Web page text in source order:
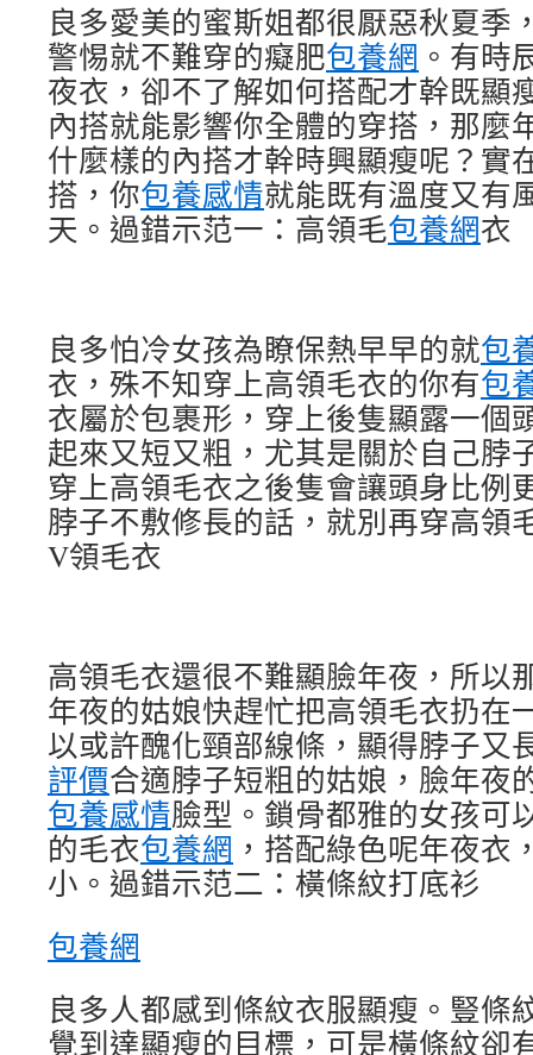
良多愛美的蜜斯姐都很厭惡秋夏季
警惕就不難穿的癡肥包養網 。有時
夜衣，卻不了解如何搭配才幹既顯
內搭就能影響你全體的穿搭，那麼
什麼樣的內搭才幹時興顯瘦呢？實
搭，你包養感情就能既有溫度又有
天。過錯示范一：高領毛包養網衣
良多怕冷女孩為瞭保熱早早的就包
衣，殊不知穿上高領毛衣的你有包
衣屬於包裹形，穿上後隻顯露一個
起來又短又粗，尤其是關於自己脖
穿上高領毛衣之後隻會讓頭身比例
脖子不敷修長的話，就別再穿高領
V領毛衣
高領毛衣還很不難顯臉年夜，所以
年夜的姑娘快趕忙把高領毛衣扔在
以或許醜化頸部線條，顯得脖子又
評價合適脖子短粗的姑娘，臉年夜
包養感情臉型。鎖骨都雅的女孩可
的毛衣包養網 ，搭配綠色呢年夜衣
小。過錯示范二：橫條紋打底衫
包養網
良多人都感到條紋衣服顯瘦。豎條
覺到達顯瘦的目標，可是橫條紋卻